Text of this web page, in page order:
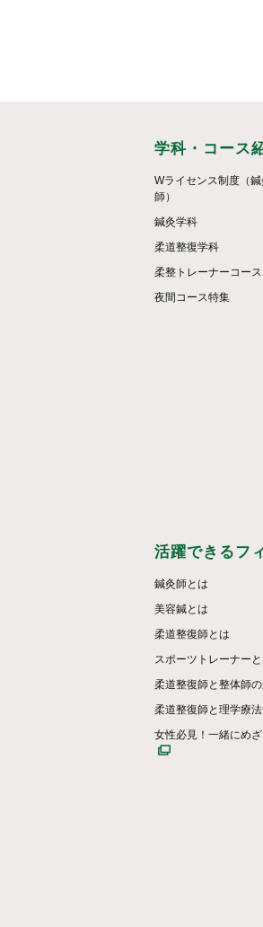
学科・コース
Wライセンス制度（
師）
鍼灸学科
柔道整復学科
柔整トレーナーコース
夜間コース特集
活躍できるフ
鍼灸師とは
美容鍼とは
柔道整復師とは
スポーツトレーナー
柔道整復師と整体師
柔道整復師と理学療
女性必見！一緒にめざ